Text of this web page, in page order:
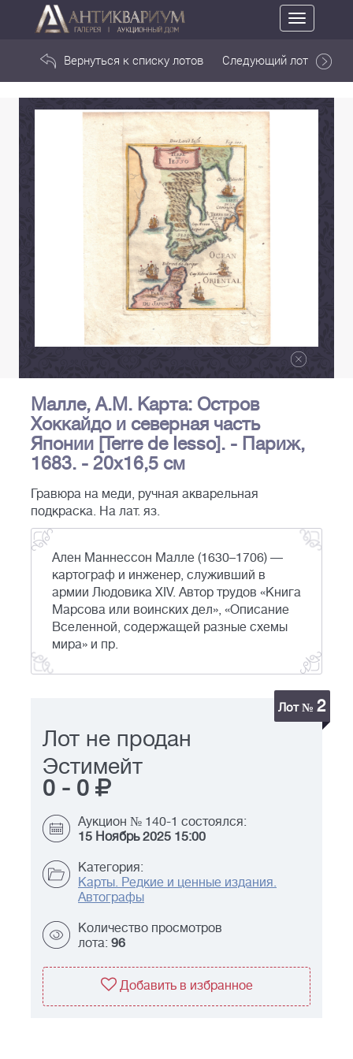
Toggle
navigation
Вернуться к списку лотов Следующий лот
Малле, А.М. Карта: Остров
Хоккайдо и северная часть
Японии [Terre de Iesso]. - Париж,
1683. - 20х16,5 см
Гравюра на меди, ручная акварельная
подкраска. На лат. яз.
Ален Маннессон Малле (1630–1706) —
картограф и инженер, служивший в
армии Людовика XIV. Автор трудов «Книга
Марсова или воинских дел», «Описание
Вселенной, содержащей разные схемы
мира» и пр.
Лот № 2
Лот не продан
Эстимейт
0 - 0
Аукцион № 140-1 состоялся:
15 Ноябрь 2025 15:00
Категория:
Карты. Редкие и ценные издания.
Автографы
Количество просмотров
лота: 96
Добавить в избранное